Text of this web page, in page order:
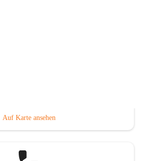
Auf Karte ansehen